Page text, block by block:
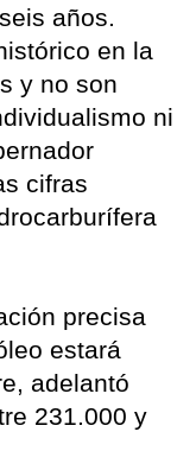
años.
en la
y no son
ni
cifras
precisa
estará
adelantó
231.000 y